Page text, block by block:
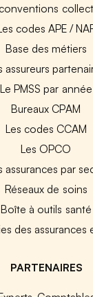
codes APE /
Base des métiers
assureurs
Le PMSS par année
Bureaux CPAM
Les codes CCAM
Les OPCO
assurances par
Réseaux de soins
Boîte à outils santé
des assurances
PARTENAIRES